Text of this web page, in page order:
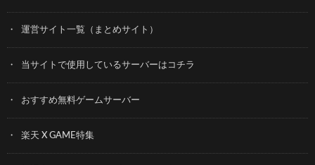
運営サイト一覧（まとめサイト）
当サイトで使用しているサーバーはコチラ
おすすめ無料ゲームサーバー
楽天 X GAME特集